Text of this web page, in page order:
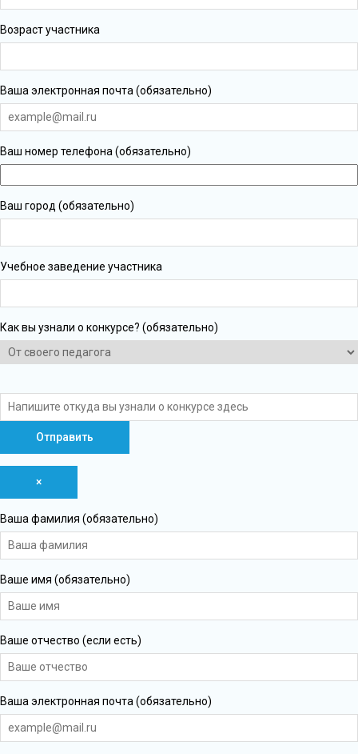
Возраст участника
Ваша электронная почта (обязательно)
Ваш номер телефона (обязательно)
Ваш город (обязательно)
Учебное заведение участника
Как вы узнали о конкурсе? (обязательно)
×
Ваша фамилия (обязательно)
Ваше имя (обязательно)
Ваше отчество (если есть)
Ваша электронная почта (обязательно)